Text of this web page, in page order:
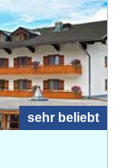
sehr beliebt